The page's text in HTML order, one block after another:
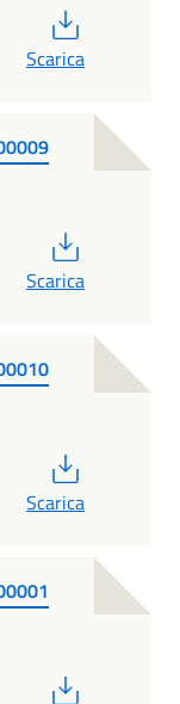
Scarica
Scarica
Scarica